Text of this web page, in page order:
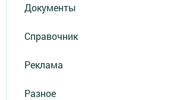
Документы
Справочник
Реклама
Разное